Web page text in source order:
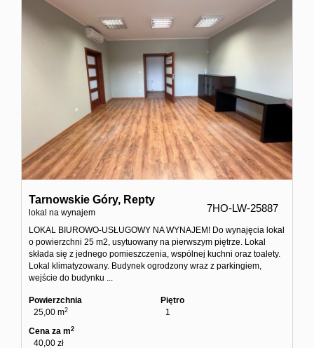
Tarnowskie Góry, Repty
lokal na wynajem 7HO-LW-25887
LOKAL BIUROWO-USŁUGOWY NA WYNAJEM! Do wynajęcia lokal
o powierzchni 25 m2, usytuowany na pierwszym piętrze. Lokal
składa się z jednego pomieszczenia, wspólnej kuchni oraz toalety.
Lokal klimatyzowany. Budynek ogrodzony wraz z parkingiem,
wejście do budynku ...
Powierzchnia
25,00 m2
Piętro
1
Cena za m2
40,00 zł